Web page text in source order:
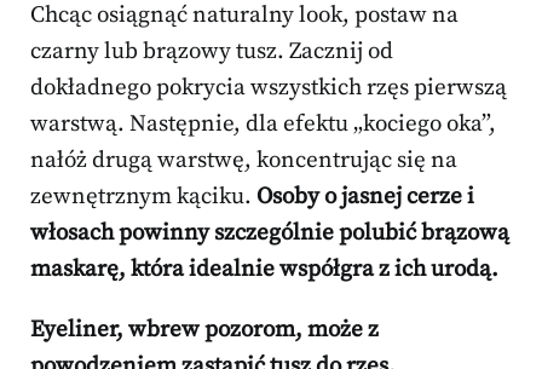
Chcąc osiągnąć naturalny look, postaw na
czarny lub brązowy tusz. Zacznij od
dokładnego pokrycia wszystkich rzęs pierwszą
warstwą. Następnie, dla efektu „kociego oka”,
nałóż drugą warstwę, koncentrując się na
zewnętrznym kąciku. Osoby o jasnej cerze i
włosach powinny szczególnie polubić brązową
maskarę, która idealnie współgra z ich urodą.
Eyeliner, wbrew pozorom, może z